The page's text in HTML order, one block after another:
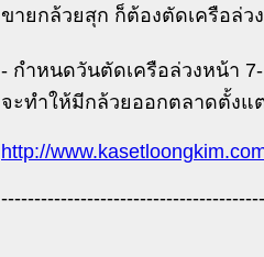
ขายกล้วยสุก ก็ต้องตัดเครือล่ว
- กำหนดวันตัดเครือล่วงหน้า
จะทำให้มีกล้วยออกตลาดตั้งแ
http://